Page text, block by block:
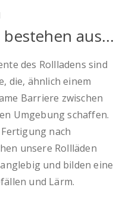
bestehen aus…
des Rollladens sind
die, ähnlich einem
Barriere zwischen
Umgebung schaffen.
nach
unsere Rollläden
und bilden eine
und Lärm.